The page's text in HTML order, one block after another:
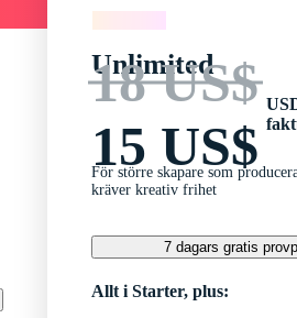
Unlimited
18 US$
15 US$
För större skapare som
kräver kreativ frihet
7 dagars gratis
Allt i Starter, plus: